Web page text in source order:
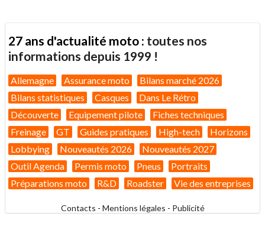
27 ans d'actualité moto : toutes nos
informations depuis 1999 !
Allemagne Assurance moto
Bilans marché 2026
Bilans statistiques
Casques
Dans Le Rétro
Découverte
Equipement pilote
Fiches techniques
Freinage
GT Guides pratiques High-tech
Horizons
Lobbying
Nouveautés 2026
Nouveautés 2027
Outil Agenda
Permis moto Pneus
Portraits
Préparations moto
R&D Roadster Vie des entreprises
Contacts - Mentions légales - Publicité